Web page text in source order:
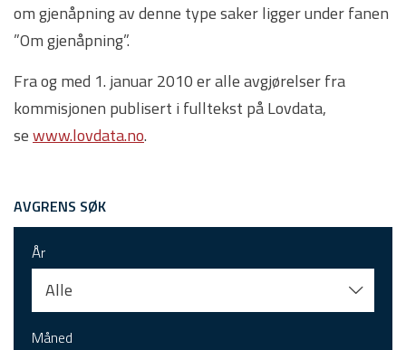
om gjenåpning av denne type saker ligger under fanen
”Om gjenåpning”.
Fra og med 1. januar 2010 er alle avgjørelser fra
kommisjonen publisert i fulltekst på Lovdata,
sewww.lovdata.no.
AVGRENS SØK
År
Alle
Måned